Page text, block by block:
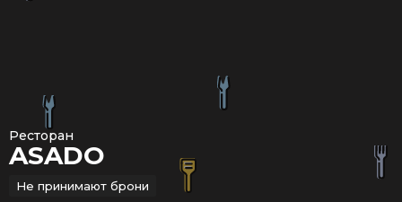
Ресторан
ASADO
Не принимают брони